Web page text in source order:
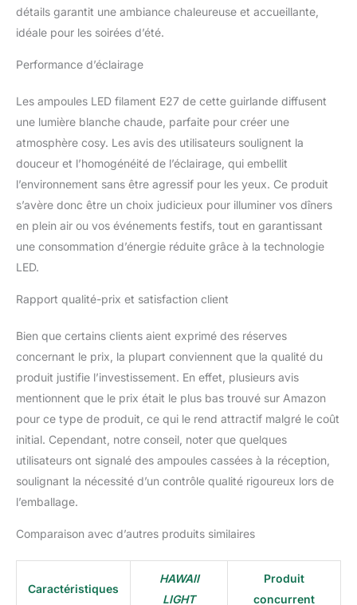
guinguette bohème.
1000 Lumens.
Changeables et
espacées de 40 cm, elles
apportent une lumière
sublime votre décoration.
Durabilité et robustesse :
Conçue pour résister aux
éclaboussures et aux
durable et fiable. Longue
diamètre, elle est idéale
pour un usage intensif et
une décoration pérenne.
détails garantit une ambiance chaleureuse et accueillante,
idéale pour les soirées d’été.
Performance d’éclairage
Les ampoules LED filament E27 de cette guirlande diffusent
une lumière blanche chaude, parfaite pour créer une
atmosphère cosy. Les avis des utilisateurs soulignent la
douceur et l’homogénéité de l’éclairage, qui embellit
l’environnement sans être agressif pour les yeux. Ce produit
s’avère donc être un choix judicieux pour illuminer vos dîners
en plein air ou vos événements festifs, tout en garantissant
une consommation d’énergie réduite grâce à la technologie
LED.
Rapport qualité-prix et satisfaction client
Bien que certains clients aient exprimé des réserves
concernant le prix, la plupart conviennent que la qualité du
produit justifie l’investissement. En effet, plusieurs avis
mentionnent que le prix était le plus bas trouvé sur Amazon
pour ce type de produit, ce qui le rend attractif malgré le coût
initial. Cependant, notre conseil, noter que quelques
utilisateurs ont signalé des ampoules cassées à la réception,
soulignant la nécessité d’un contrôle qualité rigoureux lors de
l’emballage.
Comparaison avec d’autres produits similaires
Caractéristiques
HAWAII
LIGHT
Produit
concurrent